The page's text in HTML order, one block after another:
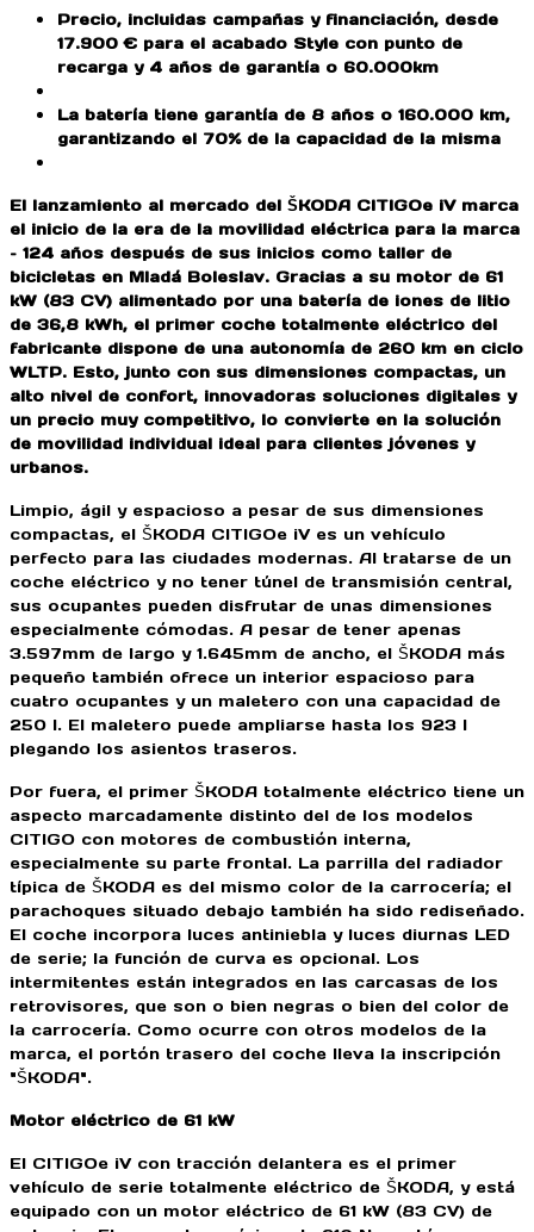
Precio, incluidas campañas y financiación, desde
17.900 € para el acabado Style con punto de
recarga y 4 años de garantía o 60.000km
La batería tiene garantía de 8 años o 160.000 km,
garantizando el 70% de la capacidad de la misma
El lanzamiento al mercado del ŠKODA CITIGOe iV marca
el inicio de la era de la movilidad eléctrica para la marca
– 124 años después de sus inicios como taller de
bicicletas en Mladá Boleslav. Gracias a su motor de 61
kW (83 CV) alimentado por una batería de iones de litio
de 36,8 kWh, el primer coche totalmente eléctrico del
fabricante dispone de una autonomía de 260 km en ciclo
WLTP. Esto, junto con sus dimensiones compactas, un
alto nivel de confort, innovadoras soluciones digitales y
un precio muy competitivo, lo convierte en la solución
de movilidad individual ideal para clientes jóvenes y
urbanos.
Limpio, ágil y espacioso a pesar de sus dimensiones
compactas, el ŠKODA CITIGOe iV es un vehículo
perfecto para las ciudades modernas. Al tratarse de un
coche eléctrico y no tener túnel de transmisión central,
sus ocupantes pueden disfrutar de unas dimensiones
especialmente cómodas. A pesar de tener apenas
3.597mm de largo y 1.645mm de ancho, el ŠKODA más
pequeño también ofrece un interior espacioso para
cuatro ocupantes y un maletero con una capacidad de
250 l. El maletero puede ampliarse hasta los 923 l
plegando los asientos traseros.
Por fuera, el primer ŠKODA totalmente eléctrico tiene un
aspecto marcadamente distinto del de los modelos
CITIGO con motores de combustión interna,
especialmente su parte frontal. La parrilla del radiador
típica de ŠKODA es del mismo color de la carrocería; el
parachoques situado debajo también ha sido rediseñado.
El coche incorpora luces antiniebla y luces diurnas LED
de serie; la función de curva es opcional. Los
intermitentes están integrados en las carcasas de los
retrovisores, que son o bien negras o bien del color de
la carrocería. Como ocurre con otros modelos de la
marca, el portón trasero del coche lleva la inscripción
"ŠKODA".
Motor eléctrico de 61 kW
El CITIGOe iV con tracción delantera es el primer
vehículo de serie totalmente eléctrico de ŠKODA, y está
equipado con un motor eléctrico de 61 kW (83 CV) de